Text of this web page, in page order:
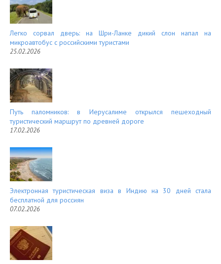
Легко сорвал дверь: на Шри-Ланке дикий слон напал на
микроавтобус с российскими туристами
25.02.2026
Путь паломников: в Иерусалиме открылся пешеходный
туристический маршрут по древней дороге
17.02.2026
Электронная туристическая виза в Индию на 30 дней стала
бесплатной для россиян
07.02.2026